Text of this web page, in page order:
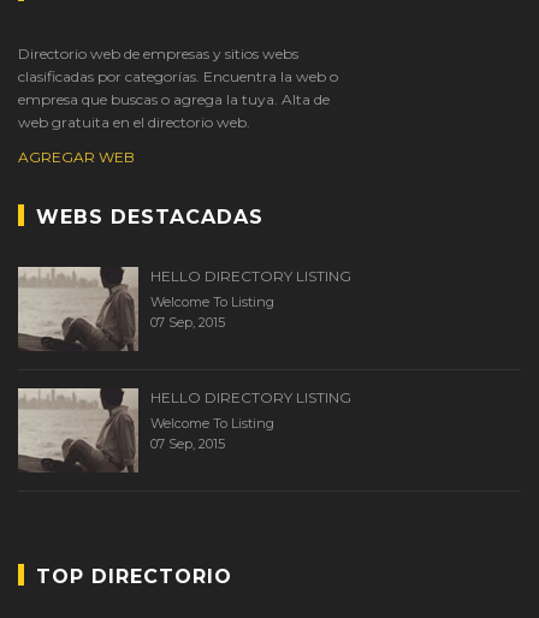
Directorio web de empresas y sitios webs
clasificadas por categorías. Encuentra la web o
empresa que buscas o agrega la tuya. Alta de
web gratuita en el directorio web.
AGREGAR WEB
WEBS DESTACADAS
HELLO DIRECTORY LISTING
Welcome To Listing
07 Sep, 2015
HELLO DIRECTORY LISTING
Welcome To Listing
07 Sep, 2015
TOP DIRECTORIO